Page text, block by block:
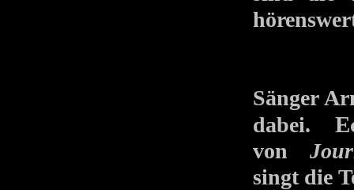
Sänger
dabei.
von
singt die